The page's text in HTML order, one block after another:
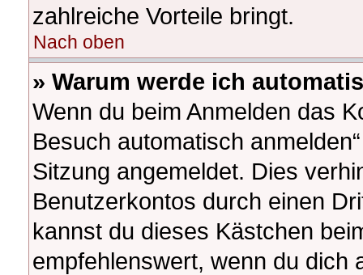
zahlreiche Vorteile bringt.
Nach oben
» Warum werde ich
Wenn du beim Anmelden das
Besuch automatisch
Sitzung angemeldet. Dies
Benutzerkontos durch einen
kannst du dieses Kästchen
empfehlenswert, wenn du dich